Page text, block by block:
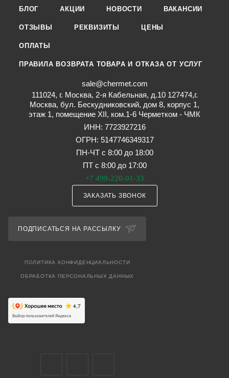
БЛОГ АКЦИИ НОВОСТИ ВАКАНСИИ
ОТЗЫВЫ РЕКВИЗИТЫ ЦЕНЫ
ОПЛАТЫ
ПРАВИЛА ВОЗВРАТА ТОВАРА И ОТКАЗА ОТ УСЛУГ
sale@chermet.com
111024, г. Москва, 2-я Кабельная, д.10 127474,г.
Москва, бул. Бескудниковский, дом 8, корпус 1,
этаж 1, помещение XII, ком.1-6 Черметком - ЧМК
ИНН: 7723927216
ОГРН: 5147746349317
ПН-ЧТ с 8:00 до 18:00
ПТ с 8:00 до 17:00
+7 499-220-01-33
ЗАКАЗАТЬ ЗВОНОК
ПОДПИСАТЬСЯ НА РАССЫЛКУ
ПОЛИТИКА КОНФИДЕНЦИАЛЬНОСТИ
ОБРАБОТКА ПЕРСОНАЛЬНЫХ ДАННЫХ